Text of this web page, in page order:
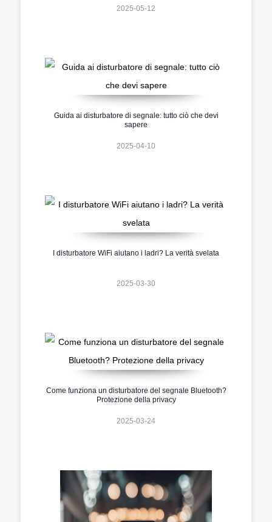
2025-05-12
Guida ai disturbatore di segnale: tutto ciò che devi
sapere
2025-04-10
I disturbatore WiFi aiutano i ladri? La verità svelata
2025-03-30
Come funziona un disturbatore del segnale Bluetooth?
Protezione della privacy
2025-03-24